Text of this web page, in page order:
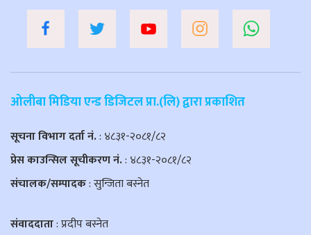
ओलीबा मिडिया एन्ड डिजिटल प्रा.(लि) द्वारा प्रकाशित
सूचना विभाग दर्ता नं.: ४८३१-२०८१/८२
प्रेस काउन्सिल सूचीकरण नं.: ४८३१-२०८१/८२
संचालक/सम्पादक: सुन्जिता बस्नेत
संवाददाता: प्रदीप बस्नेत